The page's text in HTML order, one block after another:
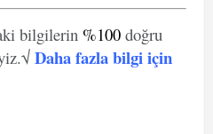
bilgilerin %100 doğru
Daha fazla bilgi için